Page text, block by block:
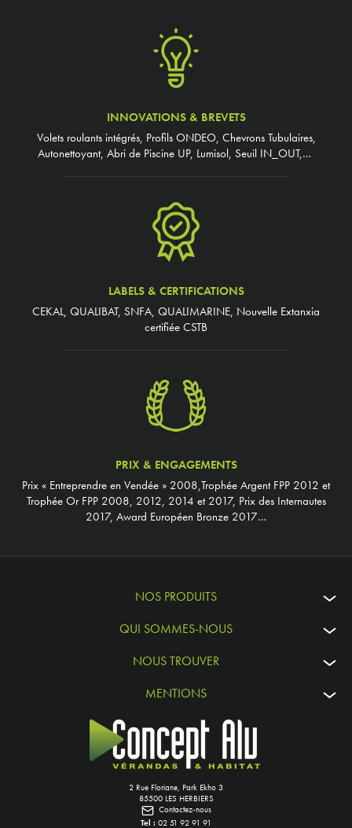
INNOVATIONS & BREVETS
Volets roulants intégrés, Profils ONDEO, Chevrons Tubulaires,
Autonettoyant, Abri de Piscine UP, Lumisol, Seuil IN_OUT,…
LABELS & CERTIFICATIONS
CEKAL, QUALIBAT, SNFA, QUALIMARINE, Nouvelle Extanxia
certifiée CSTB
PRIX & ENGAGEMENTS
Prix « Entreprendre en Vendée » 2008,Trophée Argent FPP 2012 et
Trophée Or FPP 2008, 2012, 2014 et 2017, Prix des Internautes
2017, Award Européen Bronze 2017…
NOS PRODUITS
QUI SOMMES-NOUS
NOUS TROUVER
MENTIONS
2 Rue Floriane, Park Ekho 3
85500 LES HERBIERS
Contactez-nous
Tel : 02 51 92 91 91